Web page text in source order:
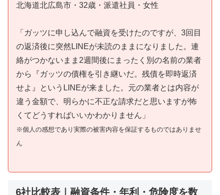
北海道北広島市・32歳・派遣社員・女性
「ガッツに申し込んで融資を受けたのですが、3回目
の返済後に突然LINEが未読のままになりました。連
絡がつかないまま2週間後にまったく別の名前の業者
から『ガッツの債権を引き継いだ。残債を即時返済
せよ』というLINEが来ました。元の業者とは内容が
違う金額で、明らかに不正な請求だと思いますが怖
くてどうすればいいかわかりません」
※個人の感想であり実際の被害内容を保証するものではありませ
ん
6社比較表｜融資条件・年利・危険度を数